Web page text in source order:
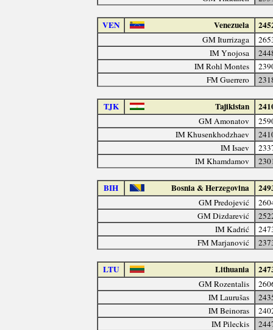
VEN Venezuela
GM Iturrizaga
IM Ynojosa
IM Rohl Montes
FM Guerrero
TJK Tajikistan
GM Amonatov
IM Khusenkhodzhaev
IM Isaev
IM Khamdamov
BIH Bosnia & Herzegovina
GM Predojević
GM Dizdarević
IM Kadrić
FM Marjanović
LTU Lithuania
GM Rozentalis
IM Laurušas
IM Beinoras
IM Pileckis